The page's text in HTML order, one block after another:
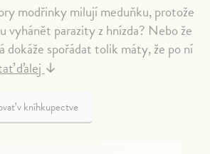
modřinky milují meduňku, protože
vyhánět parazity z hnízda? Nebo že
dokáže spořádat tolik máty, že po ní
ďalej ↓
v kníhkupectve